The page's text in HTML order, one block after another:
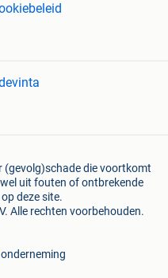
(gevolg)schade die voortkomt
uit fouten of ontbrekende
deze site.
Alle rechten voorbehouden.